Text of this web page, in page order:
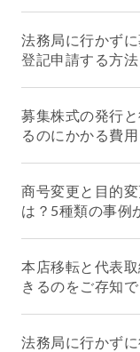
法務局に行かず
登記申請する方法
募集株式の発行
るのにかかる費用
商号変更と目的
は？5種類の事例
本店移転と代表
きるのをご存知
法務局に行かず